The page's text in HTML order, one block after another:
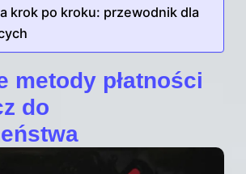
krok po kroku: przewodnik dla
metody płatności
do